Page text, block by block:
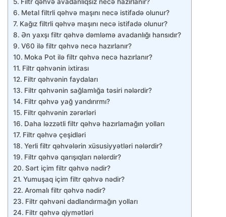
Metal filtrli qəhvə maşını necə istifadə olunur?
Kağız filtrli qəhvə maşını necə istifadə olunur?
Ən yaxşı filtr qəhvə dəmləmə avadanlığı hansıdır?
V60 ilə filtr qəhvə necə hazırlanır?
Moka Pot ilə filtr qəhvə necə hazırlanır?
Filtr qəhvənin ixtirası
Filtr qəhvənin faydaları
Filtr qəhvənin sağlamlığa təsiri nələrdir?
Filtr qəhvə yağ yandırırmı?
Filtr qəhvənin zərərləri
Daha ləzzətli filtr qəhvə hazırlamağın yolları
Filtr qəhvə çeşidləri
Yerli filtr qəhvələrin xüsusiyyətləri nələrdir?
Filtr qəhvə qarışıqları nələrdir?
Sərt içim filtr qəhvə nədir?
Yumuşaq içim filtr qəhvə nədir?
Aromalı filtr qəhvə nədir?
Filtr qəhvəni dadlandırmağın yolları
Filtr qəhvə qiymətləri